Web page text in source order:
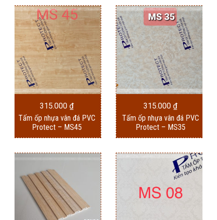
315.000 ₫
Tấm ốp nhựa vân đá PVC
Protect – MS45
315.000 ₫
Tấm ốp nhựa vân đá PVC
Protect – MS35